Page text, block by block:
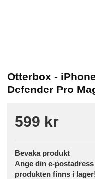
Otterbox -
Defender Pro
599 kr
Bevaka produkt
Ange din e-
produkten finns i